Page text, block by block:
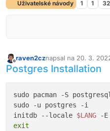
Uživatelské návody 1 1
Offline
raven2cznapsal na 20. 3.
naposledy upravil
Postgres Installation
sudo pacman -S
sudo -u postgres -i
initdb --locale $LANG -E
exit